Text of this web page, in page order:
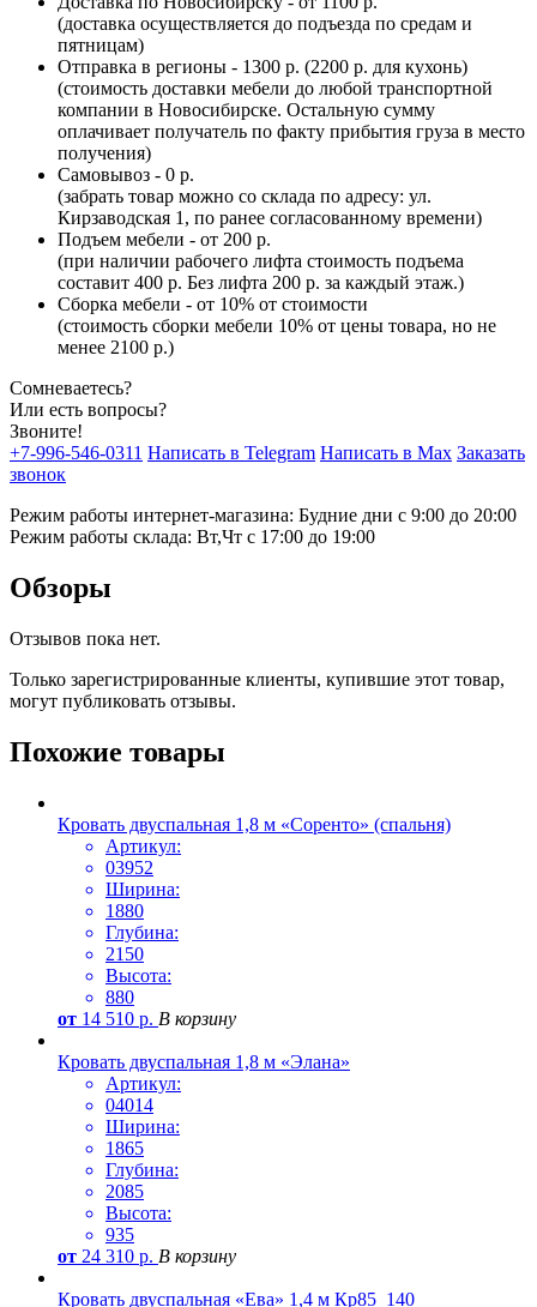
(доставка осуществляется до подъезда по средам и
пятницам)
Отправка в регионы - 1300 р. (2200 р. для кухонь)
(стоимость доставки мебели до любой транспортной
компании в Новосибирске. Остальную сумму
оплачивает получатель по факту прибытия груза в место
получения)
Самовывоз - 0 р.
(забрать товар можно со склада по адресу: ул.
Кирзаводская 1, по ранее согласованному времени)
Подъем мебели - от 200 р.
(при наличии рабочего лифта стоимость подъема
составит 400 р. Без лифта 200 р. за каждый этаж.)
Сборка мебели - от 10% от стоимости
(стоимость сборки мебели 10% от цены товара, но не
менее 2100 р.)
Сомневаетесь?
Или есть вопросы?
Звоните!
+7-996-546-0311 Написать в Telegram Написать в Max Заказать
звонок
Режим работы интернет-магазина: Будние дни с 9:00 до 20:00
Режим работы склада: Вт,Чт с 17:00 до 19:00
Обзоры
Отзывов пока нет.
Только зарегистрированные клиенты, купившие этот товар,
могут публиковать отзывы.
Похожие товары
Кровать двуспальная 1,8 м «Соренто» (спальня)
Артикул:
03952
Ширина:
1880
Глубина:
2150
Высота:
880
от 14 510 р. В корзину
Кровать двуспальная 1,8 м «Элана»
Артикул:
04014
Ширина:
1865
Глубина:
2085
Высота:
935
от 24 310 р. В корзину
Кровать двуспальная «Ева» 1,4 м Кр85_140